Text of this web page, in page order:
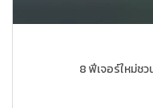
8 ฟีเจอร์ใหม่ชว